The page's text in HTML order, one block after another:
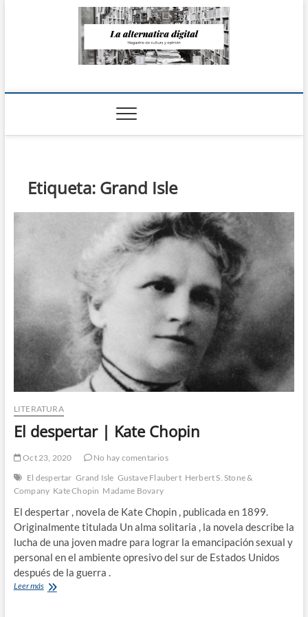
La Alternativa
Etiqueta: Grand Isle
LITERATURA
El despertar | Kate Chopin
Oct 23, 2020
No hay comentarios
El despertar Grand Isle Gustave Flaubert Herbert S. Stone &
Company Kate Chopin Madame Bovary
El despertar , novela de Kate Chopin , publicada en 1899.
Originalmente titulada Un alma solitaria , la novela describe la
lucha de una joven madre para lograr la emancipación sexual y
personal en el ambiente opresivo del sur de Estados Unidos
después de la guerra .
Leer másEl